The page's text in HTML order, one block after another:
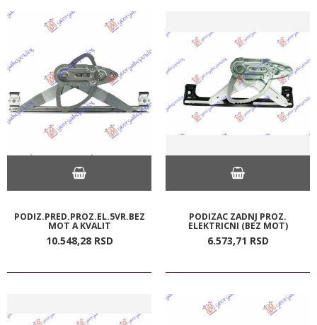
PODIZ.PRED.PROZ.EL.5VR.BEZ
MOT A KVALIT
10.548,28 RSD
PODIZAC ZADNJ PROZ.
ELEKTRICNI (BEZ MOT)
6.573,71 RSD